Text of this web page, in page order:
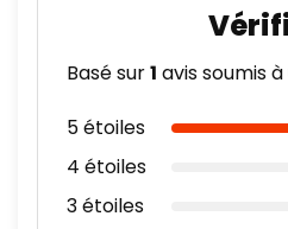
Basé sur1 avis soumis
5 étoiles
4 étoiles
3 étoiles